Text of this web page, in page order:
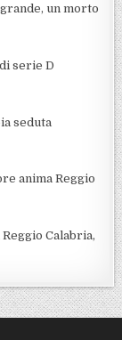
un morto
serie D
seduta
anima Reggio
Calabria,